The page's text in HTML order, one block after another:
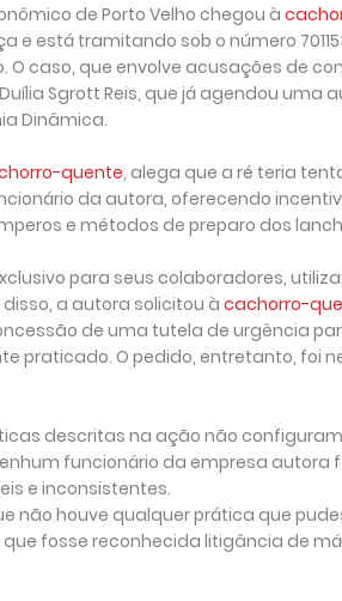
de Porto Velho chegou à
está tramitando sob o número
O caso, que envolve acusações de
Sgrott Reis, que já agendou uma
Dinâmica.
quente, alega que a ré teria
da autora, oferecendo
e métodos de preparo dos
para seus colaboradores,
a autora solicitou à cachorro-
de uma tutela de urgência
praticado. O pedido, entretanto, foi
descritas na ação não
funcionário da empresa autora
e inconsistentes.
não houve qualquer prática que
fosse reconhecida litigância de